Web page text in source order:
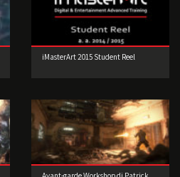
iMasterArt 2015 Student Reel